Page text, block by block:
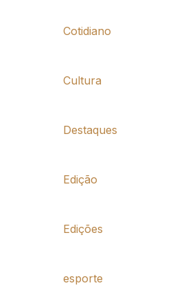
Cotidiano
Cultura
Destaques
Edição
Edições
esporte